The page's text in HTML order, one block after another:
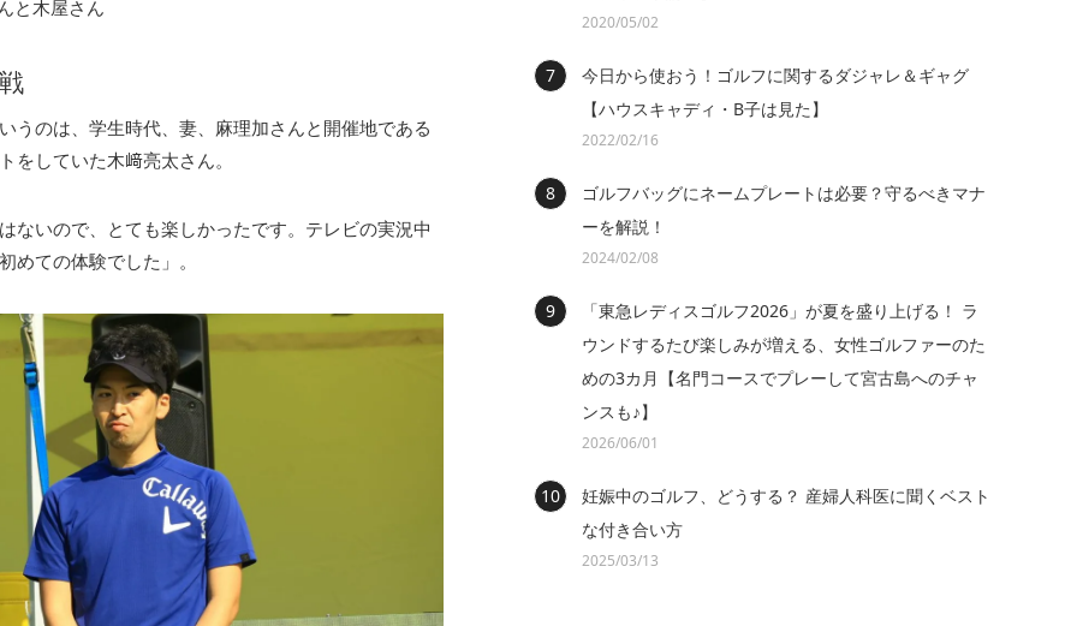
と木屋さん
うのは、学生時代、妻、麻理加さんと開催地である
をしていた木﨑亮太さん。
ないので、とても楽しかったです。テレビの実況中
めての体験でした」。
2020/05/02
今日から使おう！ゴルフに関するダジャレ＆ギャグ
【ハウスキャディ・B子は見た】
2022/02/16
ゴルフバッグにネームプレートは必要？守るべきマナ
ーを解説！
2024/02/08
「東急レディスゴルフ2026」が夏を盛り上げる！ ラ
ウンドするたび楽しみが増える、女性ゴルファーのた
めの3カ月【名門コースでプレーして宮古島へのチャ
ンスも♪】
2026/06/01
妊娠中のゴルフ、どうする？ 産婦人科医に聞くベスト
な付き合い方
2025/03/13